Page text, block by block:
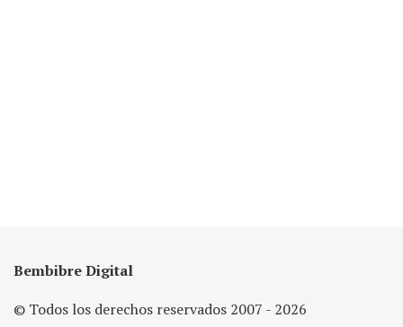
Bembibre Digital
© Todos los derechos reservados 2007 - 2026